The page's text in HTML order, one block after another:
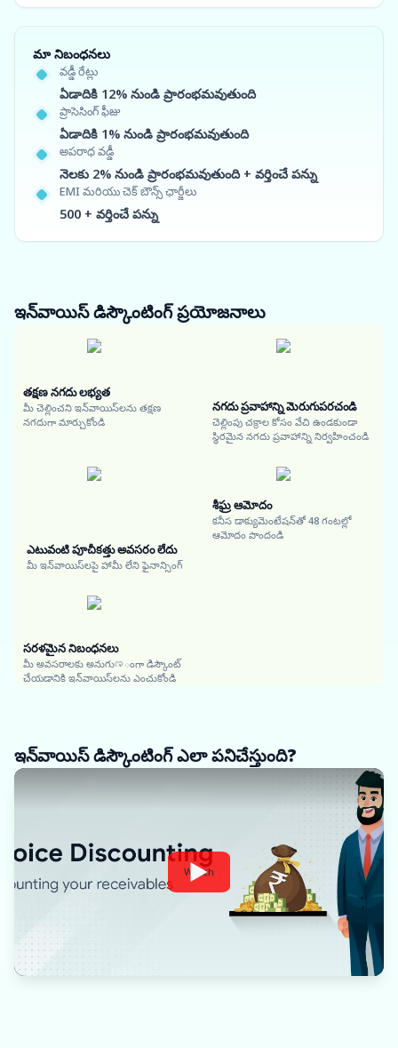
మా నిబంధనలు
వడ్డీ రేట్లు
ఏడాదికి 12% నుండి ప్రారంభమవుతుంది
ప్రాసెసింగ్ ఫీజు
ఏడాదికి 1% నుండి ప్రారంభమవుతుంది
అపరాధ వడ్డీ
నెలకు 2% నుండి ప్రారంభమవుతుంది + వర్తించే పన్ను
EMI మరియు చెక్ బౌన్స్ ఛార్జీలు
500 + వర్తించే పన్ను
ఇన్‌వాయిస్ డిస్కౌంటింగ్ప్రయోజనాలు
తక్షణ నగదు లభ్యత
మీ చెల్లించని ఇన్‌వాయిస్‌లను తక్షణ
నగదుగా మార్చుకోండి
నగదు ప్రవాహాన్ని మెరుగుపరచండి
చెల్లింపు చక్రాల కోసం వేచి ఉండకుండా
స్థిరమైన నగదు ప్రవాహాన్ని నిర్వహించండి
ఎటువంటి పూచీకత్తు అవసరం లేదు
మీ ఇన్‌వాయిస్‌లపై హామీ లేని ఫైనాన్సింగ్
శీఘ్ర ఆమోదం
కనీస డాక్యుమెంటేషన్‌తో 48 గంటల్లో
ఆమోదం పొందండి
సరళమైన నిబంధనలు
మీ అవసరాలకు అనుగుಣంగా డిస్కౌంట్
చేయడానికి ఇన్‌వాయిస్‌లను ఎంచుకోండి
ఇన్‌వాయిస్ డిస్కౌంటింగ్ ఎలా పనిచేస్తుంది?
Watch